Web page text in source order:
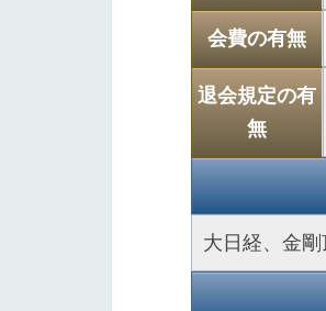
会費の有無
退会規定の有
無
大日経、金